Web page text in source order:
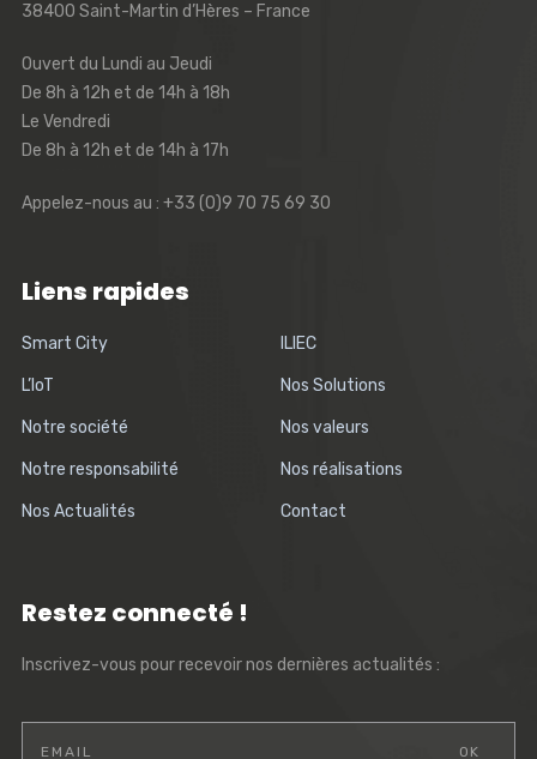
38400 Saint-Martin d’Hères – France
Ouvert du Lundi au Jeudi
De 8h à 12h et de 14h à 18h
Le Vendredi
De 8h à 12h et de 14h à 17h
Appelez-nous au : +33 (0)9 70 75 69 30
Liens rapides
Smart City ILIEC
L’IoT Nos Solutions
Notre société Nos valeurs
Notre responsabilité Nos réalisations
Nos Actualités Contact
Restez connecté !
Inscrivez-vous pour recevoir nos dernières actualités :